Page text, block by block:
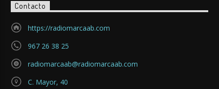
Contacto
https://radiomarcaab.com
967 26 38 25
radiomarcaab@radiomarcaab.com
C. Mayor, 40